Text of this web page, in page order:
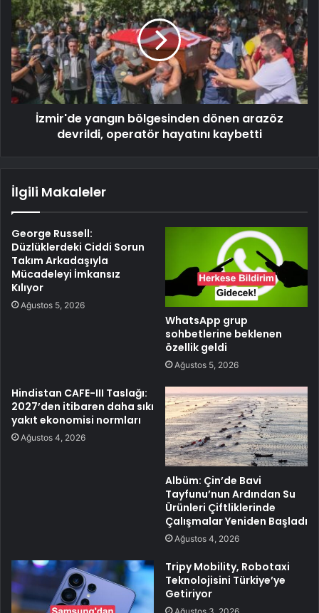
İzmir'de yangın bölgesinden dönen arazöz
devrildi, operatör hayatını kaybetti
İlgili Makaleler
George Russell:
Düzlüklerdeki Ciddi Sorun
Takım Arkadaşıyla
Mücadeleyi İmkansız
Kılıyor
Ağustos 5, 2026
WhatsApp grup
sohbetlerine beklenen
özellik geldi
Ağustos 5, 2026
Hindistan CAFE-III Taslağı:
2027’den itibaren daha sıkı
yakıt ekonomisi normları
Ağustos 4, 2026
Albüm: Çin’de Bavi
Tayfunu’nun Ardından Su
Ürünleri Çiftliklerinde
Çalışmalar Yeniden Başladı
Ağustos 4, 2026
Tripy Mobility, Robotaxi
Teknolojisini Türkiye’ye
Getiriyor